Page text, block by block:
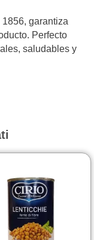
garantiza
Perfecto
saludables y